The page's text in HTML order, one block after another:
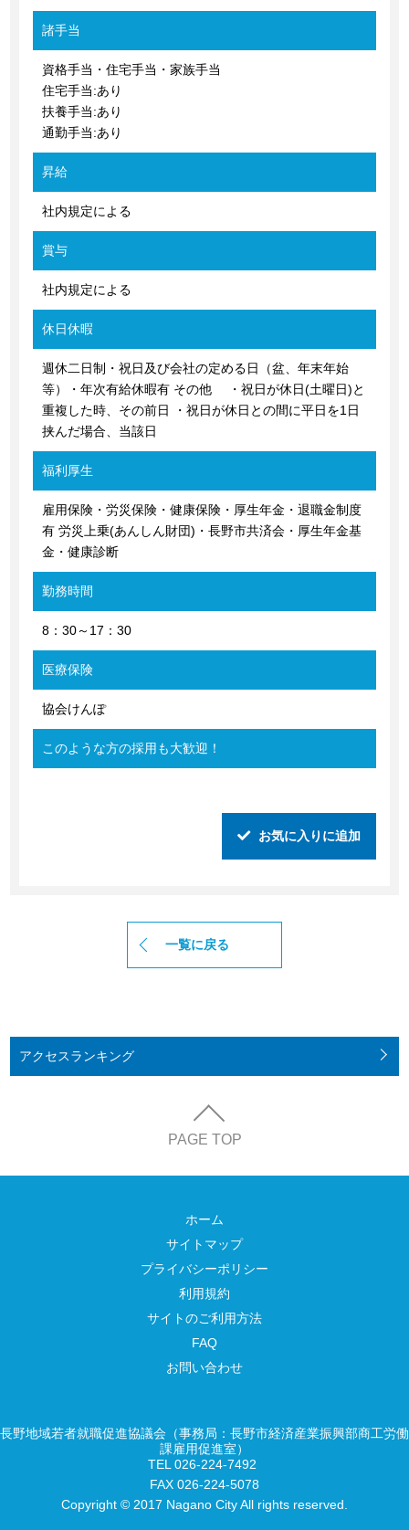
諸手当
資格手当・住宅手当・家族手当
住宅手当:あり
扶養手当:あり
通勤手当:あり
昇給
社内規定による
賞与
社内規定による
休日休暇
週休二日制・祝日及び会社の定める日（盆、年末年始
等）・年次有給休暇有 その他 ・祝日が休日(土曜日)と
重複した時、その前日 ・祝日が休日との間に平日を1日
挟んだ場合、当該日
福利厚生
雇用保険・労災保険・健康保険・厚生年金・退職金制度
有 労災上乗(あんしん財団)・長野市共済会・厚生年金基
金・健康診断
勤務時間
8：30～17：30
医療保険
協会けんぽ
このような方の採用も大歓迎！
お気に入りに追加
一覧に戻る
アクセスランキング
PAGE TOP
ホーム
サイトマップ
プライバシーポリシー
利用規約
サイトのご利用方法
FAQ
お問い合わせ
長野地域若者就職促進協議会（事務局：長野市経済産業振興部商工労働
課雇用促進室）
TEL 026-224-7492
FAX 026-224-5078
Copyright © 2017 Nagano City All rights reserved.